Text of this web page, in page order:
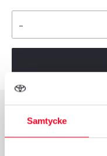
Samtycke
-
Däcktyp
USA, 4x4 vinter